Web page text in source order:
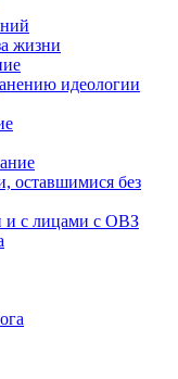
жизни
идеологии
оставшимися без
и с лицами с ОВЗ